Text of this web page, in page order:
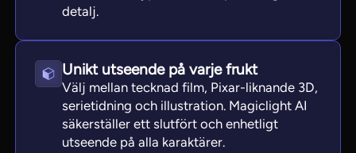
detalj.
Unikt utseende på varje frukt
Välj mellan tecknad film, Pixar-liknande 3D,
serietidning och illustration. Magiclight AI
säkerställer ett slutfört och enhetligt
utseende på alla karaktärer.